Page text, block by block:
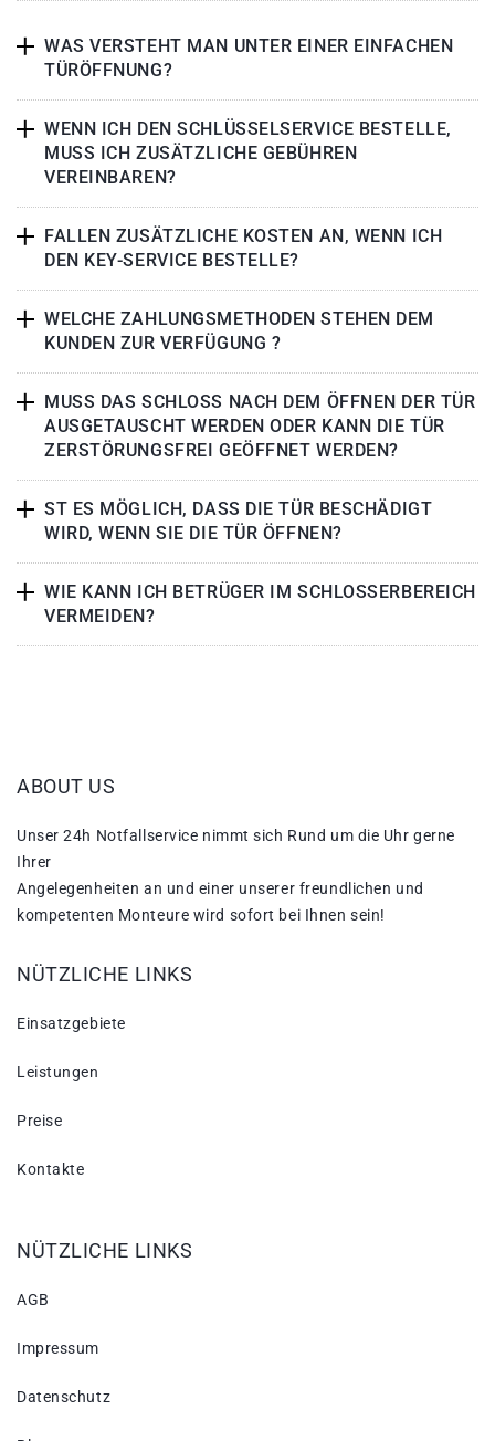
WAS VERSTEHT MAN UNTER EINER EINFACHEN
TÜRÖFFNUNG?
WENN ICH DEN SCHLÜSSELSERVICE BESTELLE,
MUSS ICH ZUSÄTZLICHE GEBÜHREN
VEREINBAREN?
FALLEN ZUSÄTZLICHE KOSTEN AN, WENN ICH
DEN KEY-SERVICE BESTELLE?
WELCHE ZAHLUNGSMETHODEN STEHEN DEM
KUNDEN ZUR VERFÜGUNG ?
MUSS DAS SCHLOSS NACH DEM ÖFFNEN DER TÜR
AUSGETAUSCHT WERDEN ODER KANN DIE TÜR
ZERSTÖRUNGSFREI GEÖFFNET WERDEN?
ST ES MÖGLICH, DASS DIE TÜR BESCHÄDIGT
WIRD, WENN SIE DIE TÜR ÖFFNEN?
WIE KANN ICH BETRÜGER IM SCHLOSSERBEREICH
VERMEIDEN?
ABOUT US
Unser 24h Notfallservice nimmt sich Rund um die Uhr gerne
Ihrer
Angelegenheiten an und einer unserer freundlichen und
kompetenten Monteure wird sofort bei Ihnen sein!
NÜTZLICHE LINKS
Einsatzgebiete
Leistungen
Preise
Kontakte
NÜTZLICHE LINKS
AGB
Impressum
Datenschutz